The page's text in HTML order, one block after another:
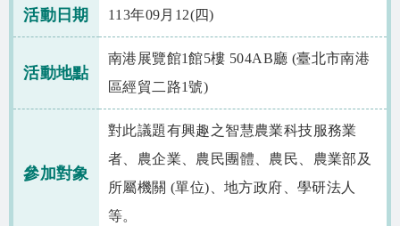
活動日期 113年09月12(四)
活動地點
南港展覽館1館5樓 504AB廳 (臺北市南港
區經貿二路1號)
參加對象
對此議題有興趣之智慧農業科技服務業
者、農企業、農民團體、農民、農業部及
所屬機關 (單位)、地方政府、學研法人
等。
智慧農業生態圈 FB
網站導覽
English